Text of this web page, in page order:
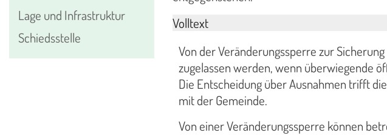
Lage und Infrastruktur
Schiedsstelle
Volltext
Von der Veränderungssperre zur
zugelassen werden, wenn überwiegende
Die Entscheidung über Ausnahmen trifft
mit der Gemeinde.
Von einer Veränderungssperre können